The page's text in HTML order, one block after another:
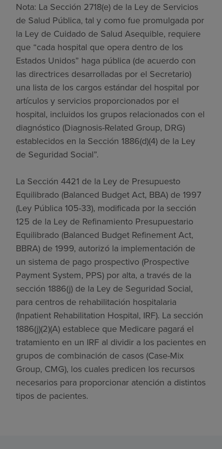
Nota: La Sección 2718(e) de la Ley de Servicios
de Salud Pública, tal y como fue promulgada por
la Ley de Cuidado de Salud Asequible, requiere
que “cada hospital que opera dentro de los
Estados Unidos” haga pública (de acuerdo con
las directrices desarrolladas por el Secretario)
una lista de los cargos estándar del hospital por
artículos y servicios proporcionados por el
hospital, incluidos los grupos relacionados con el
diagnóstico (Diagnosis-Related Group, DRG)
establecidos en la Sección 1886(d)(4) de la Ley
de Seguridad Social”.
La Sección 4421 de la Ley de Presupuesto
Equilibrado (Balanced Budget Act, BBA) de 1997
(Ley Pública 105-33), modificada por la sección
125 de la Ley de Refinamiento Presupuestario
Equilibrado (Balanced Budget Refinement Act,
BBRA) de 1999, autorizó la implementación de
un sistema de pago prospectivo (Prospective
Payment System, PPS) por alta, a través de la
sección 1886(j) de la Ley de Seguridad Social,
para centros de rehabilitación hospitalaria
(Inpatient Rehabilitation Hospital, IRF). La sección
1886(j)(2)(A) establece que Medicare pagará el
tratamiento en un IRF al dividir a los pacientes en
grupos de combinación de casos (Case-Mix
Group, CMG), los cuales predicen los recursos
necesarios para proporcionar atención a distintos
tipos de pacientes.